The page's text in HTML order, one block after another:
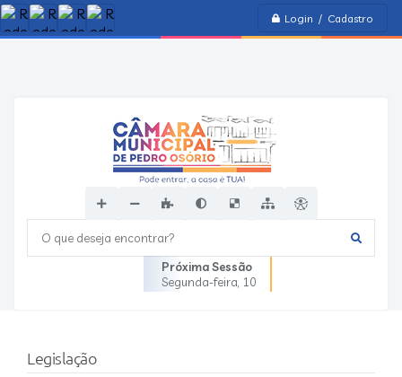
Login / Cadastro
O que deseja encontrar?
Próxima Sessão
Segunda-feira 10
Legislação